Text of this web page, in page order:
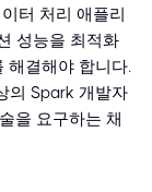
터 처리 애플리
성능을 최적화
해결해야 합니다.
의 Spark 개발자
을 요구하는 채